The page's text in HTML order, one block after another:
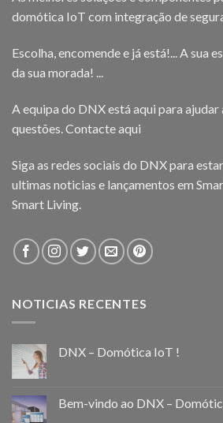
domótica IoT com integração de
Escolha, encomende e já está!... A sua
da sua morada! ...
A equipa do DNX está aqui para ajudar
questões.Contacte aqui
Siga as redes sociais do DNX para
ultimas noticias e lançamentos em
Smart Living.
NOTICIAS RECENTES
DNX – Domótica IoT !
Bem-vindo ao DNX –